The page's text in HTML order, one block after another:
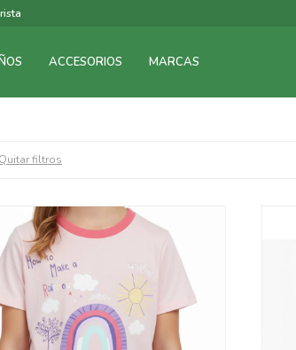
ACCESORIOS MARCAS
Quitar filtros